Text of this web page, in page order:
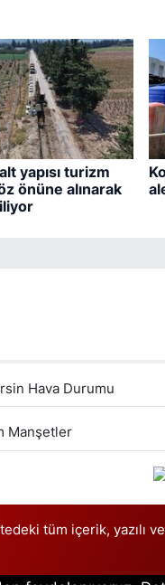
yapısı turizm
önüne alınarak
Hava Durumu
Manşetler
tüm içerik, yazılı